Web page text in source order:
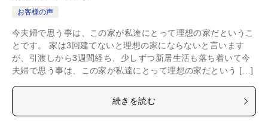
お客様の声
今夫婦で思う事は、この家が私達にとって理想の家だというこ
とです。 家は3回建てないと理想の家にならないと言います
が、引渡しから3週間経ち、少しずつ新居生活も落ち着いて今
夫婦で思う事は、この家が私達にとって理想の家だという […]
続きを読む